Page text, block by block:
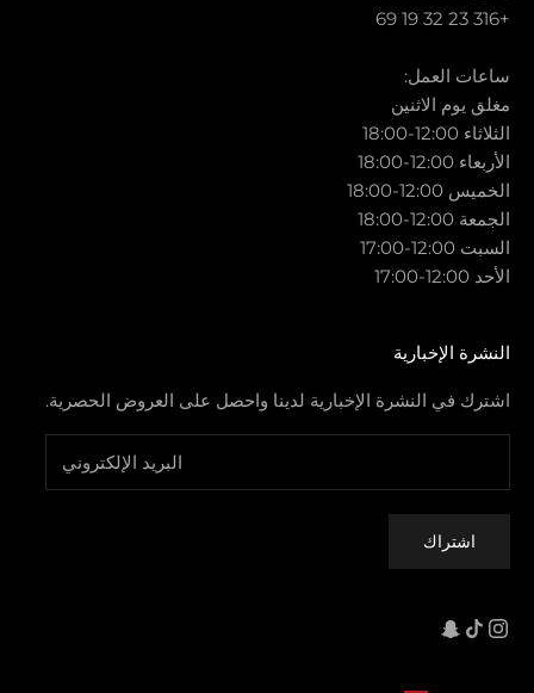
+316 23 32 19 69
ساعات العمل:
مغلق يوم الاثنين
الثلاثاء 12:00-18:00
الأربعاء 12:00-18:00
الخميس 12:00-18:00
الجمعة 12:00-18:00
السبت 12:00-17:00
الأحد 12:00-17:00
النشرة الإخبارية
اشترك في النشرة الإخبارية لدينا واحصل على العروض الحصرية.
اشتراك